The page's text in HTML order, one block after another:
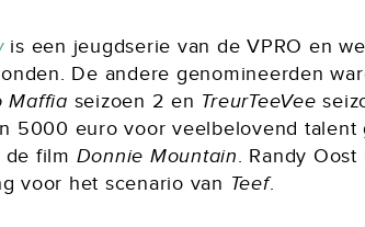
is een jeugdserie van de VPRO en
De andere genomineerden
Maffia seizoen 2 en TreurTeeVee
5000 euro voor veelbelovend talent
de film Donnie Mountain. Randy Oost
voor het scenario van Teef.